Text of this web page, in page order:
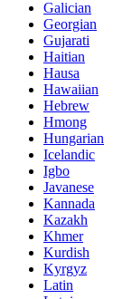
Galician
Georgian
Gujarati
Haitian
Hausa
Hawaiian
Hebrew
Hmong
Hungarian
Icelandic
Igbo
Javanese
Kannada
Kazakh
Khmer
Kurdish
Kyrgyz
Latin